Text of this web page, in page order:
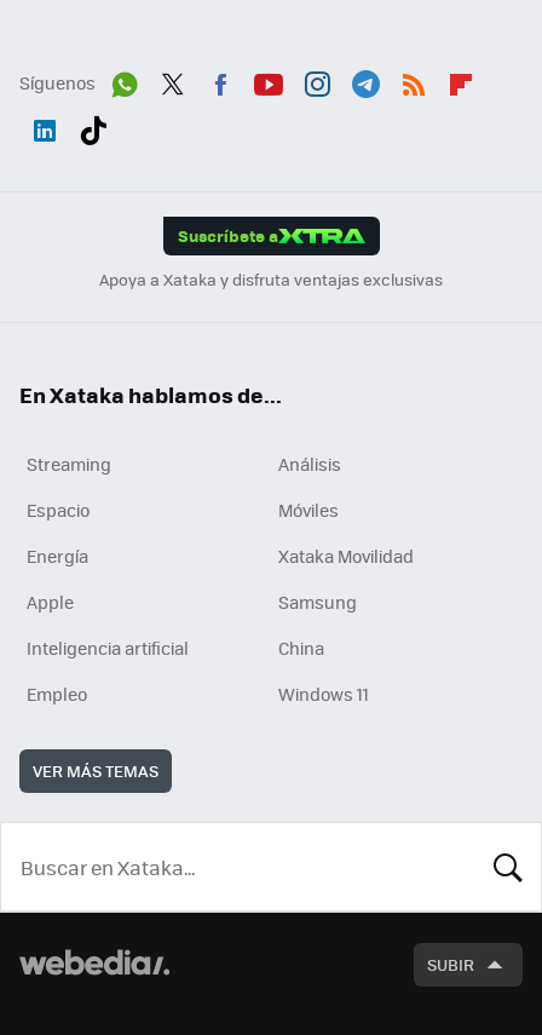
Síguenos
Suscríbete a
Apoya a Xataka y disfruta ventajas exclusivas
En Xataka hablamos de...
Streaming
Análisis
Espacio
Móviles
Energía
Xataka Movilidad
Apple
Samsung
Inteligencia artificial
China
Empleo
Windows 11
VER MÁS TEMAS
SUBIR